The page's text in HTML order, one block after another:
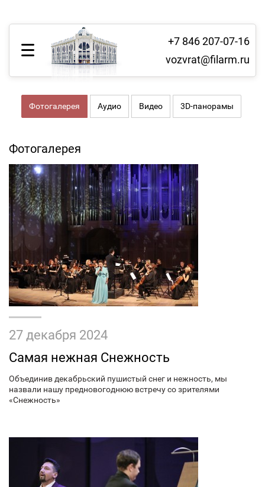
+7 846 207-07-16
vozvrat@filarm.ru
Фотогалерея Аудио Видео 3D-панорамы
Фотогалерея
27 декабря 2024
Самая нежная Снежность
Объединив декабрьский пушистый снег и нежность, мы
назвали нашу предновогоднюю встречу со зрителями
«Снежность»